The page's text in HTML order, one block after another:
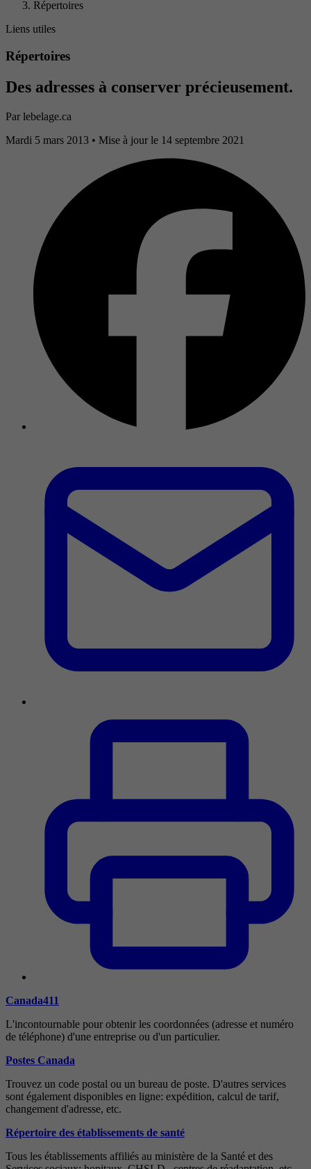
Répertoires
Liens utiles
Répertoires
Des adresses à conserver précieusement.
Par lebelage.ca
Mardi 5 mars 2013 • Mise à jour le 14 septembre 2021
Canada411
L'incontournable pour obtenir les coordonnées (adresse et numéro
de téléphone) d'une entreprise ou d'un particulier.
Postes Canada
Trouvez un code postal ou un bureau de poste. D'autres services
sont également disponibles en ligne: expédition, calcul de tarif,
changement d'adresse, etc.
Répertoire des établissements de santé
Tous les établissements affiliés au ministère de la Santé et des